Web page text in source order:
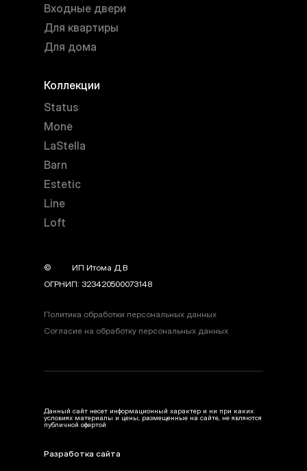
Коллекции
Status
Mone
LaStella
Barn
Estetic
Line
Loft
Входные двери
Для квартиры
Для дома
©
ИП Итома Д.В
ОГРНИП: 323420500073148
Политика обработки персональных данных
Согласие на обработку персональных данных
Данный сайт несет информационный характер и ни при каких
условиях материалы и цены, размещенные на сайте, не являются
публичной офертой
Разработка сайта